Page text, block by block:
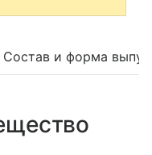
Состав и форма